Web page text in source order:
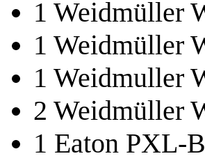
1 Weidmüller
1 Weidmüller
1 Weidmuller
2 Weidmüller
1 Eaton PXL-